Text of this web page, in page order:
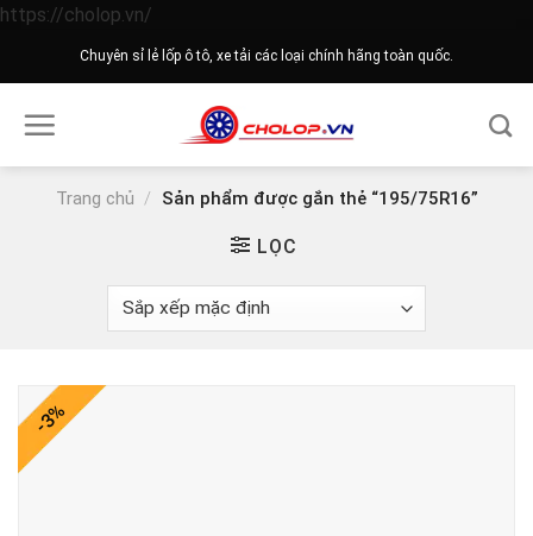
https://cholop.vn/
to
Chuyên sỉ lẻ lốp ô tô, xe tải các loại chính hãng toàn quốc.
Trang chủ / Sản phẩm được gắn thẻ “195/75R16”
LỌC
-3%